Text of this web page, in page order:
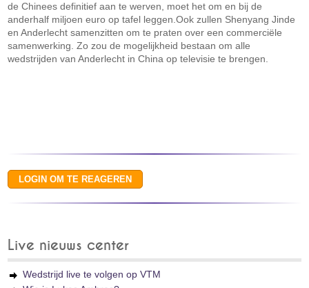
de Chinees definitief aan te werven, moet het om en bij de
anderhalf miljoen euro op tafel leggen.Ook zullen Shenyang Jinde
en Anderlecht samenzitten om te praten over een commerciële
samenwerking. Zo zou de mogelijkheid bestaan om alle
wedstrijden van Anderlecht in China op televisie te brengen.
Live nieuws center
Wedstrijd live te volgen op VTM